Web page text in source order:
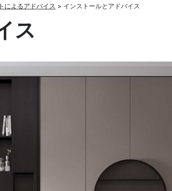
によるアドバイス > インストールとアドバイス
ス